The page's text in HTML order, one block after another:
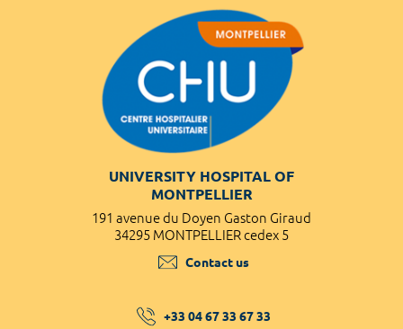
UNIVERSITY HOSPITAL OF
MONTPELLIER
191 avenue du Doyen Gaston Giraud
34295 MONTPELLIER cedex 5
Contact us
+33 04 67 33 67 33